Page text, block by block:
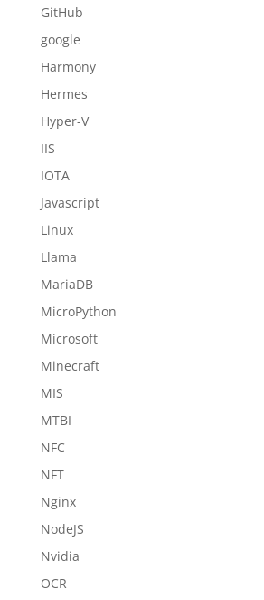
GitHub
google
Harmony
Hermes
Hyper-V
IIS
IOTA
Javascript
Linux
Llama
MariaDB
MicroPython
Microsoft
Minecraft
MIS
MTBI
NFC
NFT
Nginx
NodeJS
Nvidia
OCR